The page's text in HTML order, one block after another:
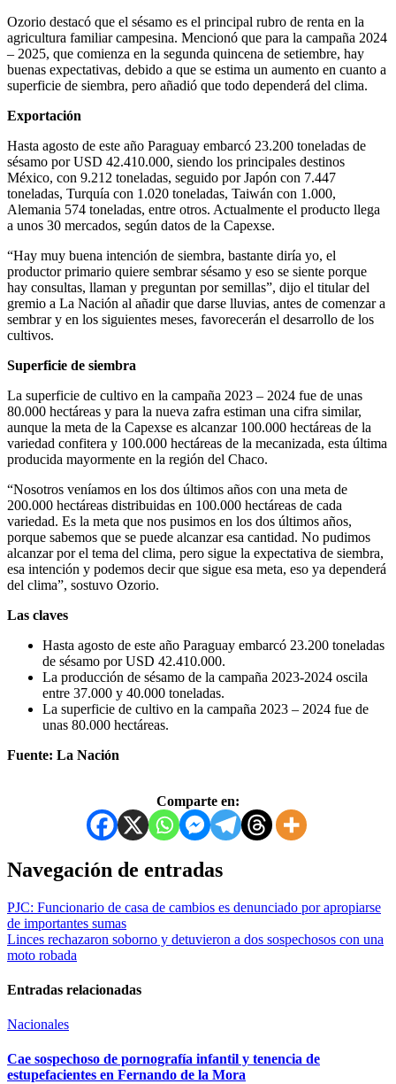
Ozorio destacó que el sésamo es el principal rubro de renta en la
agricultura familiar campesina. Mencionó que para la campaña 2024
– 2025, que comienza en la segunda quincena de setiembre, hay
buenas expectativas, debido a que se estima un aumento en cuanto a
superficie de siembra, pero añadió que todo dependerá del clima.
Exportación
Hasta agosto de este año Paraguay embarcó 23.200 toneladas de
sésamo por USD 42.410.000, siendo los principales destinos
México, con 9.212 toneladas, seguido por Japón con 7.447
toneladas, Turquía con 1.020 toneladas, Taiwán con 1.000,
Alemania 574 toneladas, entre otros. Actualmente el producto llega
a unos 30 mercados, según datos de la Capexse.
“Hay muy buena intención de siembra, bastante diría yo, el
productor primario quiere sembrar sésamo y eso se siente porque
hay consultas, llaman y preguntan por semillas”, dijo el titular del
gremio a La Nación al añadir que darse lluvias, antes de comenzar a
sembrar y en los siguientes meses, favorecerán el desarrollo de los
cultivos.
Superficie de siembra
La superficie de cultivo en la campaña 2023 – 2024 fue de unas
80.000 hectáreas y para la nueva zafra estiman una cifra similar,
aunque la meta de la Capexse es alcanzar 100.000 hectáreas de la
variedad confitera y 100.000 hectáreas de la mecanizada, esta última
producida mayormente en la región del Chaco.
“Nosotros veníamos en los dos últimos años con una meta de
200.000 hectáreas distribuidas en 100.000 hectáreas de cada
variedad. Es la meta que nos pusimos en los dos últimos años,
porque sabemos que se puede alcanzar esa cantidad. No pudimos
alcanzar por el tema del clima, pero sigue la expectativa de siembra,
esa intención y podemos decir que sigue esa meta, eso ya dependerá
del clima”, sostuvo Ozorio.
Las claves
Hasta agosto de este año Paraguay embarcó 23.200 toneladas
de sésamo por USD 42.410.000.
La producción de sésamo de la campaña 2023-2024 oscila
entre 37.000 y 40.000 toneladas.
La superficie de cultivo en la campaña 2023 – 2024 fue de
unas 80.000 hectáreas.
Fuente: La Nación
Comparte en:
Navegación de entradas
PJC: Funcionario de casa de cambios es denunciado por apropiarse
de importantes sumas
Linces rechazaron soborno y detuvieron a dos sospechosos con una
moto robada
Entradas relacionadas
Nacionales
Cae sospechoso de pornografía infantil y tenencia de
estupefacientes en Fernando de la Mora